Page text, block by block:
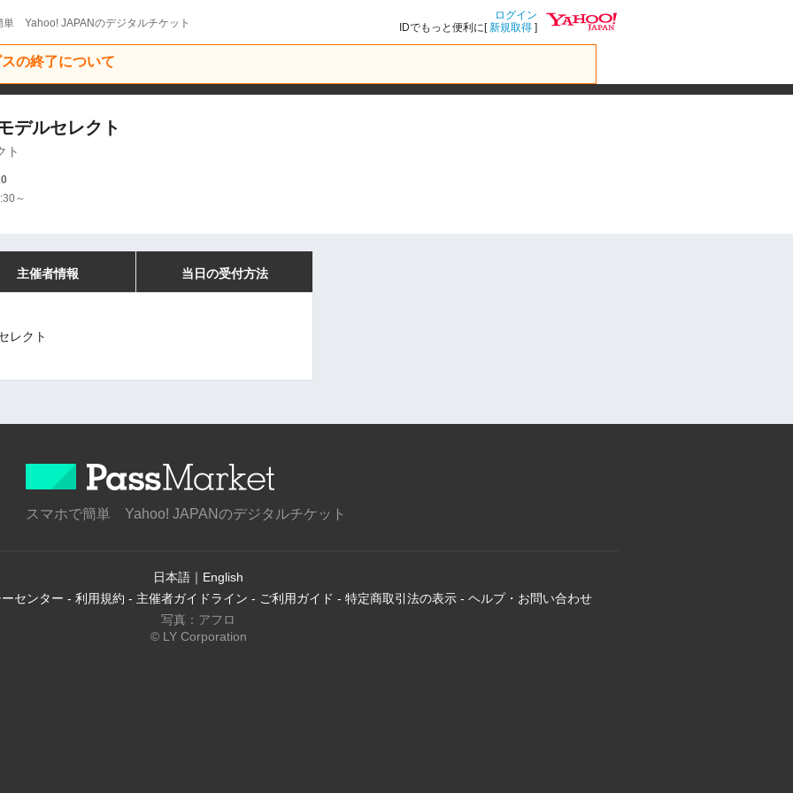
単 Yahoo! JAPANのデジタルチケット
ログイン
IDでもっと便利に[新規取得 ]
の終了について
デルセレクト
ト
～
主催者情報 当日の受付方法
レクト
スマホで簡単 Yahoo! JAPANのデジタルチケット
日本語 ｜ English
センター - 利用規約 - 主催者ガイドライン - ご利用ガイド - 特定商取引法の表示 - ヘルプ・お問い合わせ
写真：アフロ
© LY Corporation